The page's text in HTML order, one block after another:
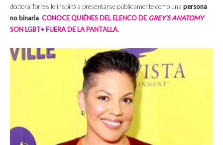
doctora Torres le inspiró a presentarse públicamente como una persona
no binaria. CONOCE QUIÉNES DEL ELENCO DE GREY’S ANATOMY
SON LGBT+ FUERA DE LA PANTALLA.